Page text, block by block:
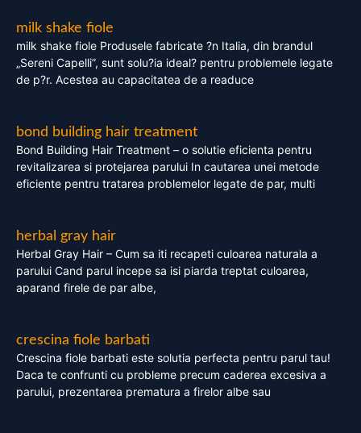
milk shake fiole
milk shake fiole Produsele fabricate ?n Italia, din brandul
„Sereni Capelli”, sunt solu?ia ideal? pentru problemele legate
de p?r. Acestea au capacitatea de a readuce
bond building hair treatment
Bond Building Hair Treatment – o solutie eficienta pentru
revitalizarea si protejarea parului In cautarea unei metode
eficiente pentru tratarea problemelor legate de par, multi
herbal gray hair
Herbal Gray Hair – Cum sa iti recapeti culoarea naturala a
parului Cand parul incepe sa isi piarda treptat culoarea,
aparand firele de par albe,
crescina fiole barbati
Crescina fiole barbati este solutia perfecta pentru parul tau!
Daca te confrunti cu probleme precum caderea excesiva a
parului, prezentarea prematura a firelor albe sau